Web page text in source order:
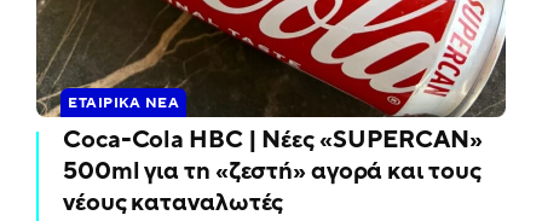
ΕΤΑΙΡΙΚΆ ΝΈΑ
Coca-Cola HBC | Νέες «SUPERCAN»
500ml για τη «ζεστή» αγορά και τους
νέους καταναλωτές